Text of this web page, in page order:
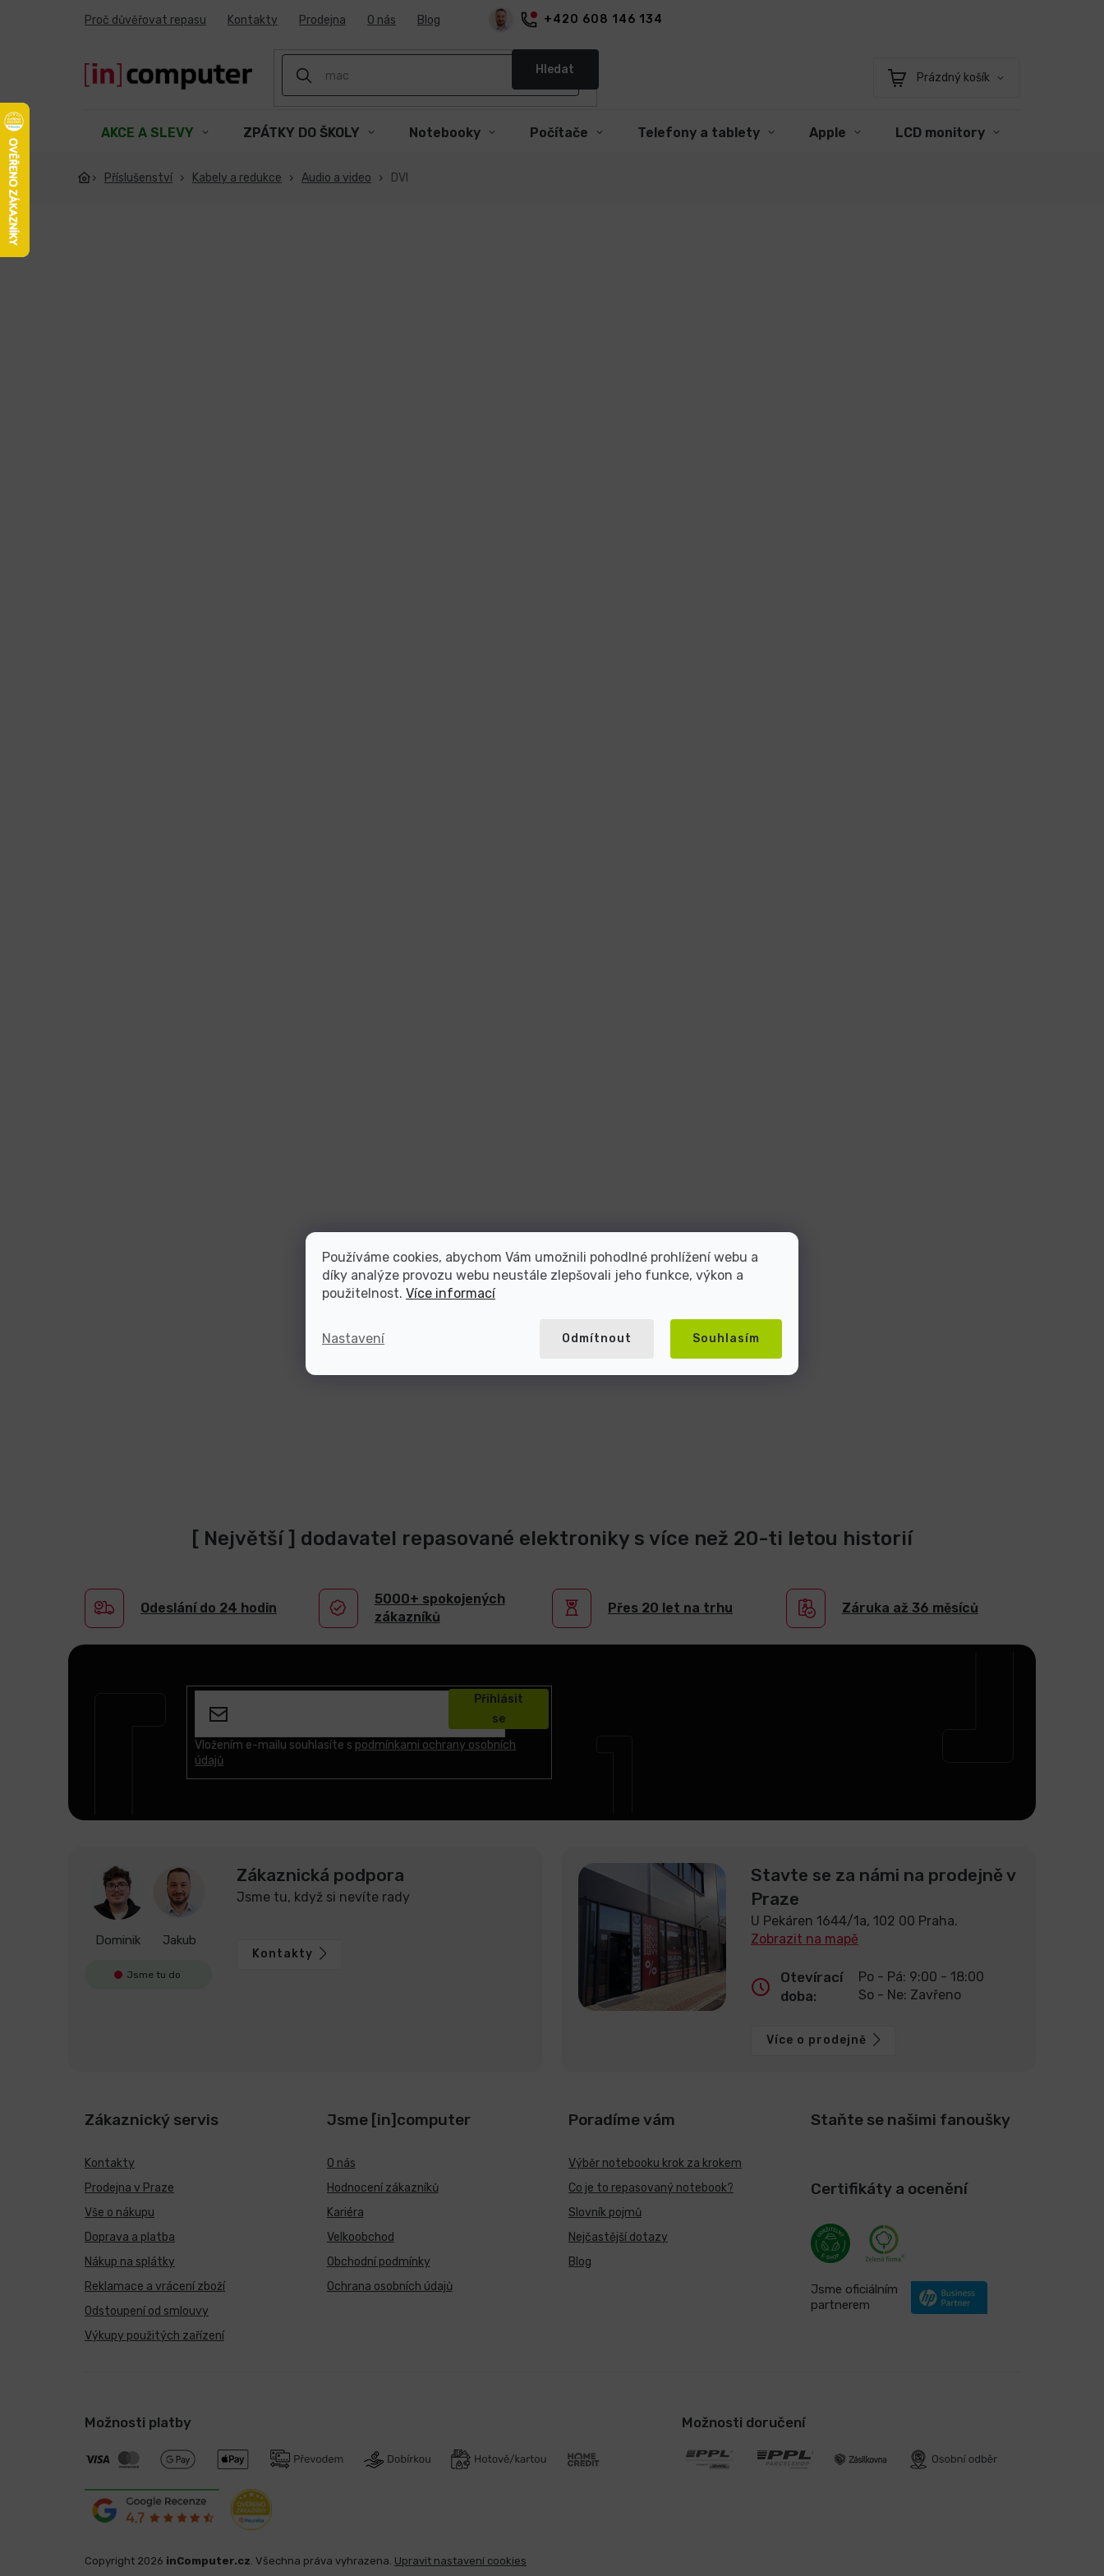
Používáme cookies, abychom Vám umožnili pohodlné prohlížení webu a
díky analýze provozu webu neustále zlepšovali jeho funkce, výkon a
použitelnost. Více informací
Nastavení Odmítnout Souhlasím
+420 608 146 134
Proč důvěřovat repasu Kontakty Prodejna O nás Blog
Hledat
Nákupní
Prázdný košík
AKCE A SLEVY ZPÁTKY DO ŠKOLY Notebooky Počítače Telefony a tablety Apple LCD monitory
Příslušenství Kabely a redukce Audio a video DVI
[ Největší ] dodavatel repasované elektroniky s více než 20-ti letou historií
Odeslání do 24 hodin
5000+ spokojených
zákazníků
Přes 20 let na trhu Záruka až 36 měsíců
Vložením e-mailu souhlasíte s podmínkami ochrany osobních
údajů
Přihlásit
se
Dominik Jakub
Jsme tu do
Zákaznická podpora
Jsme tu, když si nevíte rady
Kontakty
Stavte se za námi na prodejně v
Praze
U Pekáren 1644/1a, 102 00 Praha.
Zobrazit na mapě
Otevírací
doba:
Po - Pá: 9:00 - 18:00
So - Ne: Zavřeno
Více o prodejně
Zákaznický servis
Kontakty
Prodejna v Praze
Vše o nákupu
Doprava a platba
Nákup na splátky
Reklamace a vrácení zboží
Odstoupení od smlouvy
Výkupy použitých zařízení
Jsme [in]computer
O nás
Hodnocení zákazníků
Kariéra
Velkoobchod
Obchodní podmínky
Ochrana osobních údajů
Poradíme vám
Výběr notebooku krok za krokem
Co je to repasovaný notebook?
Slovník pojmů
Nejčastější dotazy
Blog
Staňte se našimi fanoušky
Certifikáty a ocenění
Jsme oficiálním
partnerem
Možnosti platby Možnosti doručení
Copyright 2026 inComputer.cz . Všechna práva vyhrazena. Upravit nastavení cookies